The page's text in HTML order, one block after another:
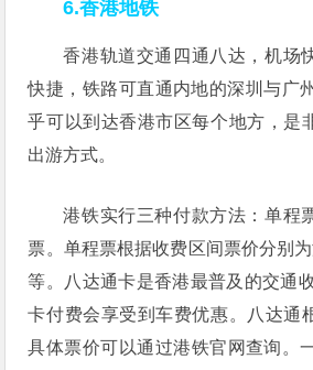
6.香港地铁
香港轨道交通四通八达，机场
快捷，铁路可直通内地的深圳与广
乎可以到达香港市区每个地方，是
出游方式。
港铁实行三种付款方法：单程
票。单程票根据收费区间票价分别
等。八达通卡是香港最普及的交通
卡付费会享受到车费优惠。八达通
具体票价可以通过港铁官网查询。